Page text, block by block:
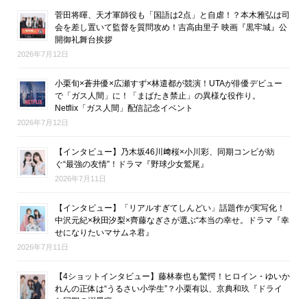
菅田将暉、天才軍師役も「国語は2点」と自虐！？本木雅弘は司
会を差し置いて監督を質問攻め！吉高由里子 映画『黒牢城』公
開御礼舞台挨拶
2026年7月12日
小栗旬×蒼井優×広瀬すず×林遣都が競演！UTAが俳優デビュー
で「ガス人間」に！「まばたき禁止」の異様な役作り。
Netflix「ガス人間」配信記念イベント
2026年7月12日
【インタビュー】乃木坂46川﨑桜×小川彩、同期コンビが紡
ぐ“最強の友情”！ドラマ『野球少女鷲尾』
2026年7月11日
【インタビュー】「リアルすぎてしんどい」話題作が実写化！
中沢元紀×秋田汐梨×齊藤なぎさが選ぶ“本当の幸せ。ドラマ『幸
せになりたいマサムネ君』
2026年7月11日
【4ショットインタビュー】藤林泰也も驚愕！ヒロイン・ゆいか
れんの正体は“うるさい小学生”？小栗有以、京典和玖『ドライ